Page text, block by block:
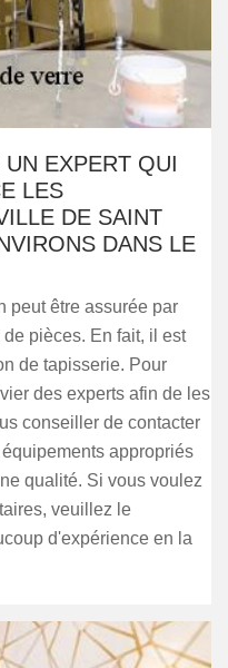
EXPERT QUI
LES
DE SAINT
DANS LE
peut être assurée par
pièces. En fait, il est
de tapisserie. Pour
des experts afin de les
conseiller de contacter
appropriés
qualité. Si vous voulez
veuillez le
d'expérience en la